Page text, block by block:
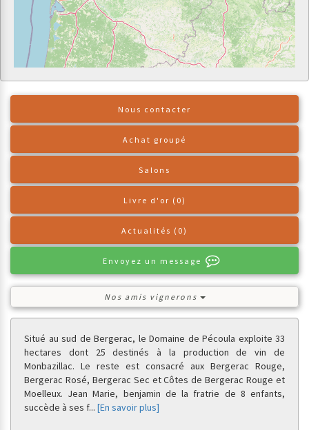
Nous contacter
Achat groupé
Salons
Livre d'or (0)
Actualités (0)
Envoyez un message
Nos amis vignerons
Situé au sud de Bergerac, le Domaine de Pécoula exploite 33
hectares dont 25 destinés à la production de vin de
Monbazillac. Le reste est consacré aux Bergerac Rouge,
Bergerac Rosé, Bergerac Sec et Côtes de Bergerac Rouge et
Moelleux. Jean Marie, benjamin de la fratrie de 8 enfants,
succède à ses f... [En savoir plus]